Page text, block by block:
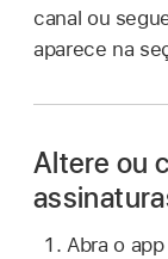
canal ou
aparece na
Altere ou
Abra o